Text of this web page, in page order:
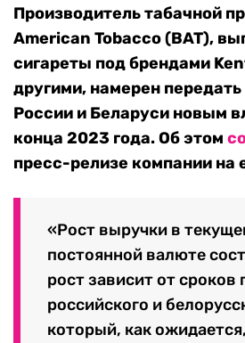
Производитель табачной
American Tobacco (BAT),
сигареты под брендами
другими, намерен передать
России и Беларуси новым
конца 2023 года. Об этом
пресс-релизе компании на
«Рост выручки в
постоянной валюте
рост зависит от сроков
российского и
который, как